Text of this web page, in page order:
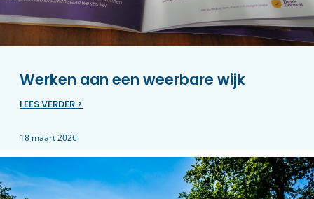
Werken aan een weerbare wijk
LEES VERDER >
18 maart 2026